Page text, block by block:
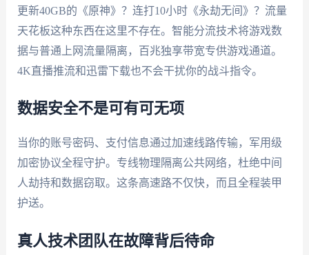
更新40GB的《原神》？连打10小时《永劫无间》？流量
天花板这种东西在这里不存在。智能分流技术将游戏数
据与普通上网流量隔离，百兆独享带宽专供游戏通道。
4K直播推流和迅雷下载也不会干扰你的战斗指令。
数据安全不是可有可无项
当你的账号密码、支付信息通过加速线路传输，军用级
加密协议全程守护。专线物理隔离公共网络，杜绝中间
人劫持和数据窃取。这条高速路不仅快，而且全程装甲
护送。
真人技术团队在故障背后待命